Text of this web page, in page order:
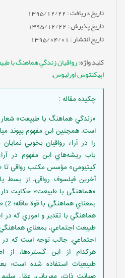
تاریخ دریافت : 1395/12/22
تاریخ پذیرش : 1395/12/22
تاریخ انتشار : 1395/04/01
کلید واژه:رواقيان زندگي هماهنگ با
اپيکتتوس اورليوس,
چکیده مقاله:
«زندگي هماهنگ با طبيعت» شعار
است. همچنين اين مفهوم پيوند
را در آراء رواقيان بخوبي
باب ريشه‌هاي اين مفهوم در
کيتيومي» مؤسس مکتب رواقي تا
آخرين فيلسوف رواقي، از بسط
بمعناي
طبيعت اجتماعي، بمعناي هماهنگي
اجتماعي. جالب توجه است که در
هرکدام از اين گستره‌ها، از
طبيعيات استفاده شده است؛